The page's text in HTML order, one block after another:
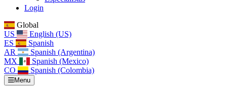
Login
Global
US
English (US)
ES
Spanish
AR
Spanish (Argentina)
MX
Spanish (Mexico)
CO
Spanish (Colombia)
Menu